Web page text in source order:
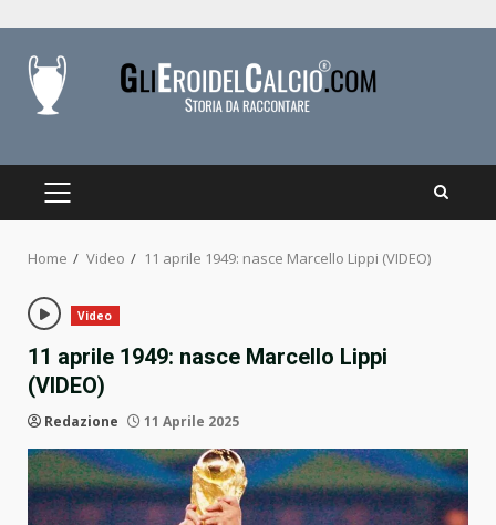
content
PRIMARY
Home Video 11 aprile 1949: nasce Marcello Lippi (VIDEO)
Video
11 aprile 1949: nasce Marcello Lippi
(VIDEO)
Redazione 11 Aprile 2025